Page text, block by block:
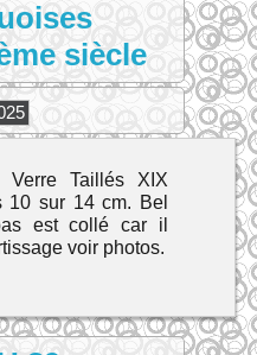
siècle
Verre Taillés XIX
10 sur 14 cm. Bel
est collé car il
voir photos.